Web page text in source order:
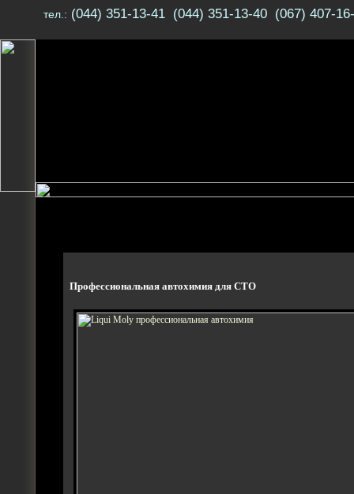
тел.: (044) 351-13-41 (044) 351-13-40 (067) 407-
Профессиональная автохимия для СТО